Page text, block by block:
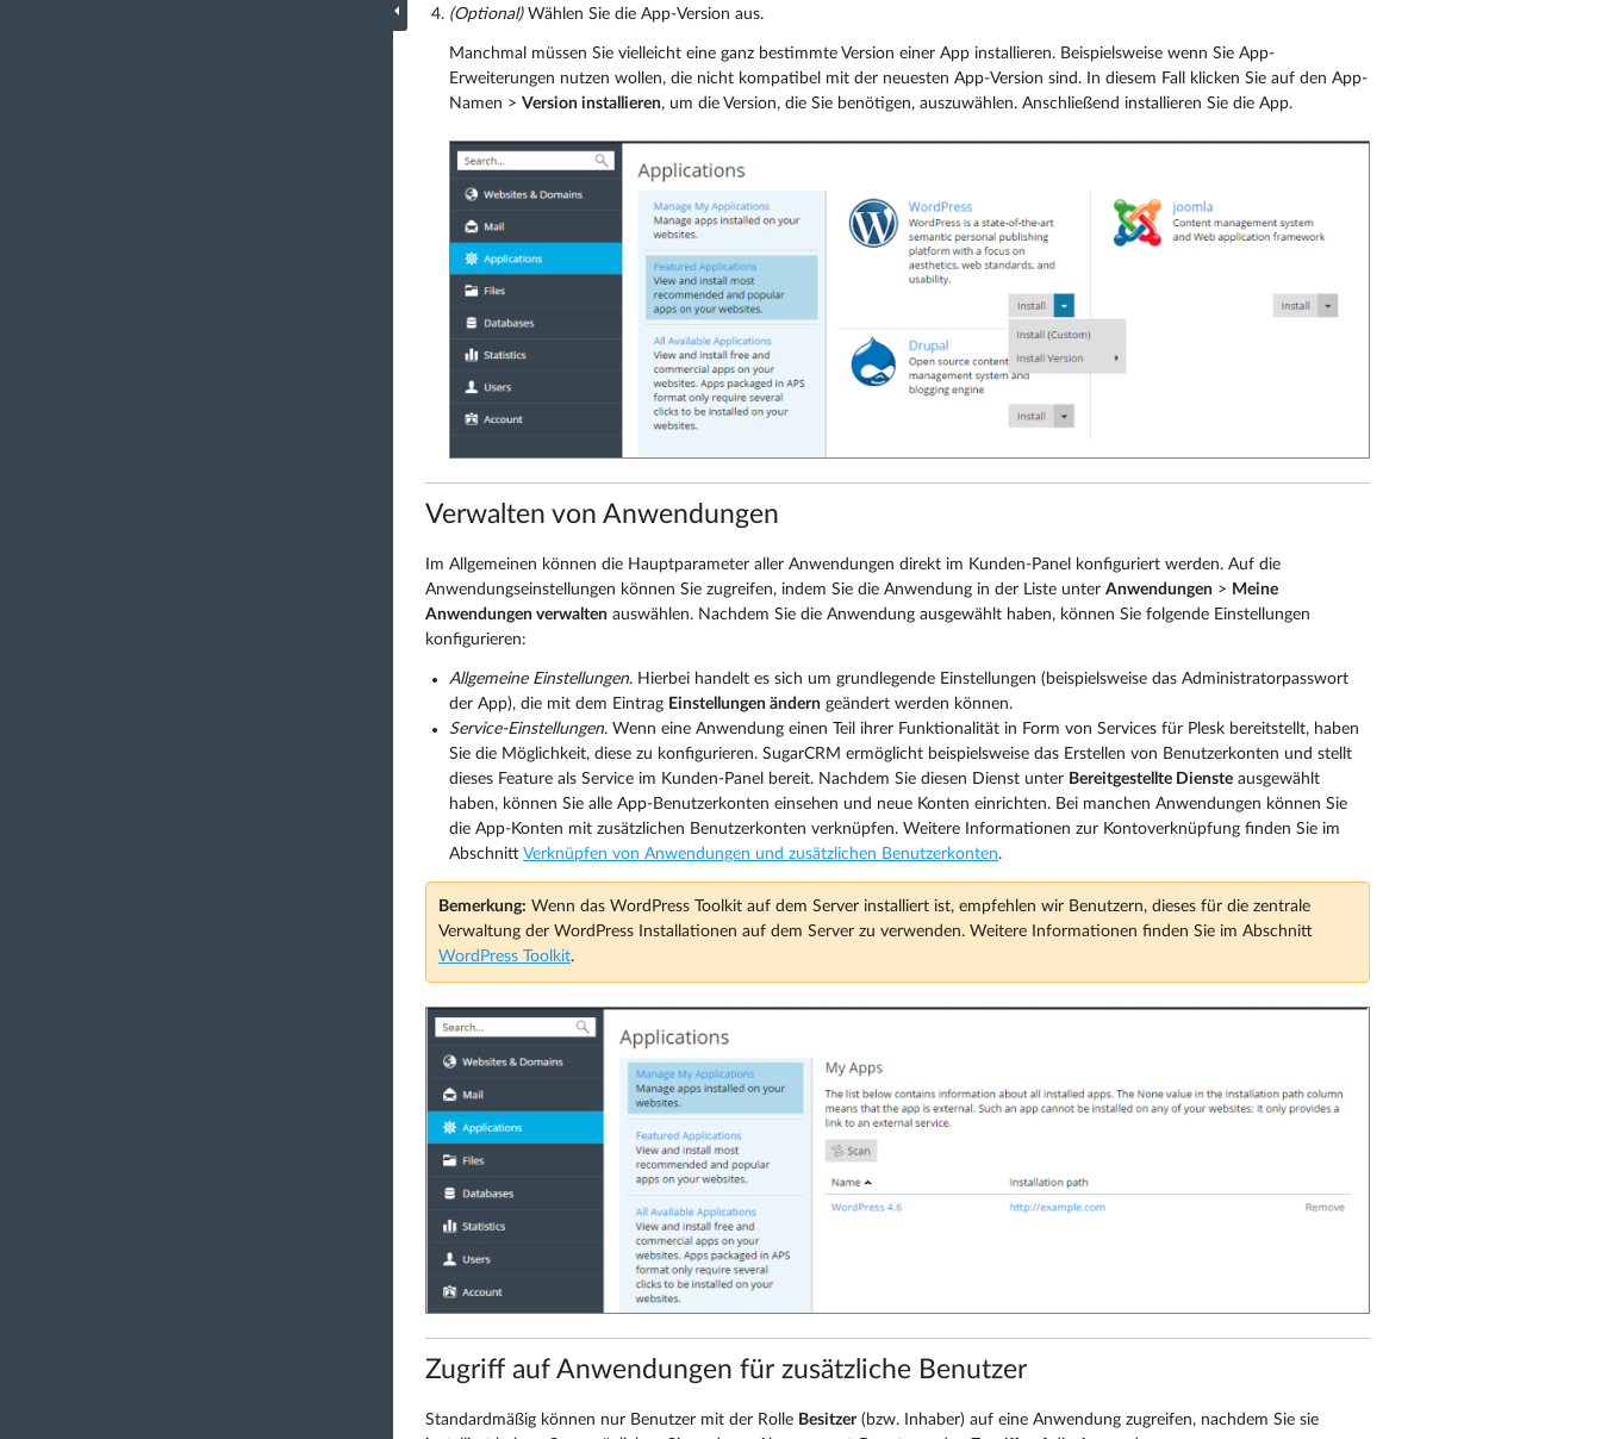
(Optional)Wählen Sie die App-Version aus.
Manchmal müssen Sie vielleicht eine ganz bestimmte Version einer App installieren. Beispielsweise wenn Sie App-
Erweiterungen nutzen wollen, die nicht kompatibel mit der neuesten App-Version sind. In diesem Fall klicken Sie auf den App-
Namen > Version installieren, um die Version, die Sie benötigen, auszuwählen. Anschließend installieren Sie die App.
Verwalten von Anwendungen
Im Allgemeinen können die Hauptparameter aller Anwendungen direkt im Kunden-Panel konfiguriert werden. Auf die
Anwendungseinstellungen können Sie zugreifen, indem Sie die Anwendung in der Liste unter Anwendungen > Meine
Anwendungen verwalten auswählen. Nachdem Sie die Anwendung ausgewählt haben, können Sie folgende Einstellungen
konfigurieren:
Allgemeine Einstellungen. Hierbei handelt es sich um grundlegende Einstellungen (beispielsweise das Administratorpasswort
der App), die mit dem Eintrag Einstellungen ändern geändert werden können.
Service-Einstellungen. Wenn eine Anwendung einen Teil ihrer Funktionalität in Form von Services für Plesk bereitstellt, haben
Sie die Möglichkeit, diese zu konfigurieren. SugarCRM ermöglicht beispielsweise das Erstellen von Benutzerkonten und stellt
dieses Feature als Service im Kunden-Panel bereit. Nachdem Sie diesen Dienst unter Bereitgestellte Dienste ausgewählt
haben, können Sie alle App-Benutzerkonten einsehen und neue Konten einrichten. Bei manchen Anwendungen können Sie
die App-Konten mit zusätzlichen Benutzerkonten verknüpfen. Weitere Informationen zur Kontoverknüpfung finden Sie im
Abschnitt Verknüpfen von Anwendungen und zusätzlichen Benutzerkonten.
Bemerkung: Wenn das WordPress Toolkit auf dem Server installiert ist, empfehlen wir Benutzern, dieses für die zentrale
Verwaltung der WordPress Installationen auf dem Server zu verwenden. Weitere Informationen finden Sie im Abschnitt
WordPress Toolkit.
Zugriff auf Anwendungen für zusätzliche Benutzer
Standardmäßig können nur Benutzer mit der Rolle Besitzer(bzw. Inhaber) auf eine Anwendung zugreifen, nachdem Sie sie